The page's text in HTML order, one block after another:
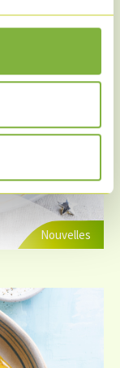
Nouvelles